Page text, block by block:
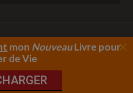
ProsurGenesis Framework·
Se connecter
mon NouveauLivre pour
de Vie